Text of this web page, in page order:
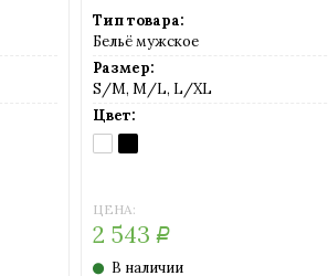
Тип товара:
Бельё мужское
Размер:
S/M, M/L, L/XL
Цвет:
BIANCO
(белый)
NERO
(черный)
ЦЕНА:
2 543 Р
В наличии